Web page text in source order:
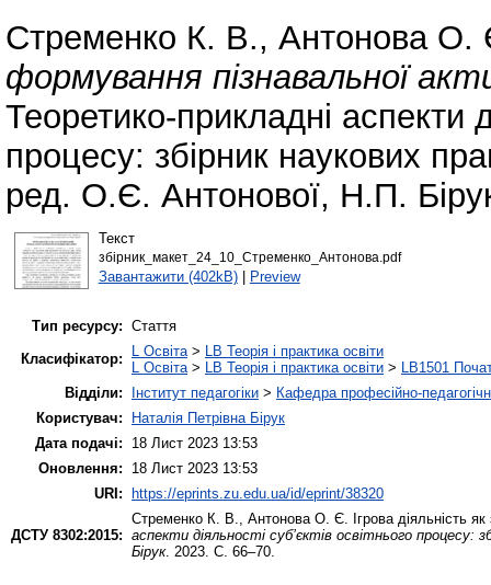
Стременко К. В., Антонова О.
формування пізнавальної
Теоретико-прикладні аспекти
процесу: збірник наукових
ред. О.Є. Антонової, Н.П.
Текст
збірник_макет_24_10_Стременко_Антонова.pdf
Завантажити (402kB)| Preview
Тип ресурсу: Стаття
Класифікатор:
L Освіта> LB Теорія і практика освіти
L Освіта> LB Теорія і практика освіти > LB1501
Відділи:
Інститут педагогіки > Кафедра професійно-
Користувач:
Наталія Петрівна Бірук
Дата подачі:
18 Лист 2023 13:53
Оновлення:
18 Лист 2023 13:53
URI:
https://eprints.zu.edu.ua/id/eprint/38320
ДСТУ 8302:2015:
Стременко К. В., Антонова О. Є. Ігрова діяльність
аспекти діяльності суб’єктів освітнього
Бірук. 2023. С. 66–70.